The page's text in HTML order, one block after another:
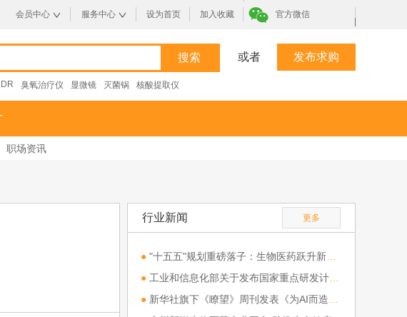
会员中心 服务中心 设为首页 加入收藏 官方微信
DR 臭氧治疗仪 显微镜 灭菌锅 核酸提取仪
或者 发布求购
职场资讯
行业新闻 更多
● "十五五"规划重磅落子：生物医药跃升新兴支柱产业，全链条支持开启行业新纪元
● 工业和信息化部关于发布国家重点研发计划“高端科研仪器研制”重点专项 2026年度（第一批）项目申报指南的通知
● 新华社旗下《瞭望》周刊发表《为AI而造：科研仪器新方向》